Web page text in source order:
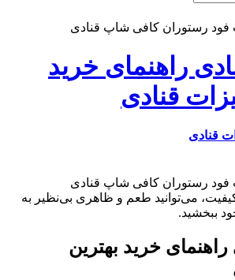
راهنمای خرید
قنادی
قنادی
خرید بهترین